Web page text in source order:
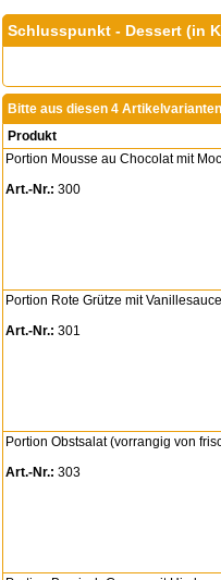
Schlusspunkt - Dessert (in
Bitte aus diesen 4
Produkt
Portion Mousse au Chocolat mit
Art.-Nr.: 300
Portion Rote Grütze mit
Art.-Nr.: 301
Portion Obstsalat (vorrangig von
Art.-Nr.: 303